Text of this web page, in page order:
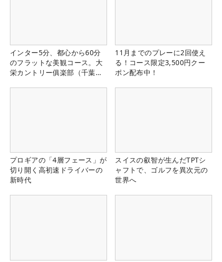
インター5分、都心から60分
のフラットな美観コース。大
栄カントリー俱楽部（千葉
11月までのプレーに2回使え
る！コース限定3,500円クー
ポン配布中！
プロギアの「4層フェース」が
切り開く高初速ドライバーの
新時代
スイスの叡智が生んだTPTシ
ャフトで、ゴルフを異次元の
世界へ